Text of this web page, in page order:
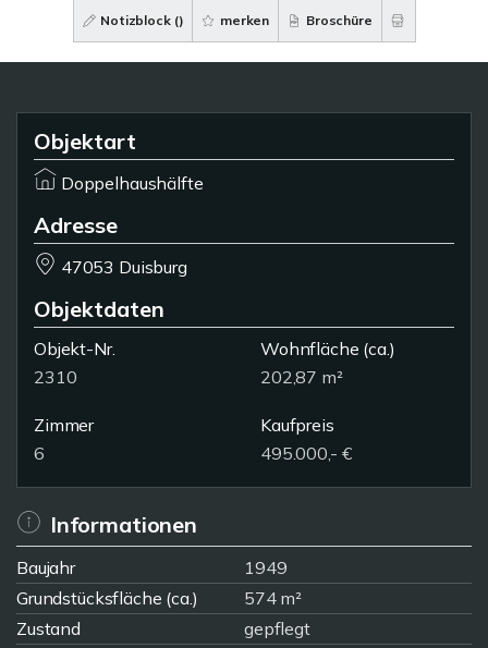
Notizblock () merken Broschüre
Objektart
Doppelhaushälfte
Adresse
47053 Duisburg
Objektdaten
Objekt-Nr.
2310
Wohnfläche (ca.)
202,87 m²
Zimmer
6
Kaufpreis
495.000,- €
Informationen
Baujahr
1949
Grundstücksfläche (ca.)
574 m²
Zustand
gepflegt